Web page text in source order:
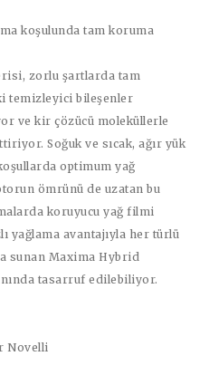
koşulunda tam koruma
zorlu şartlarda tam
temizleyici bileşenler
ve kir çözücü moleküllerle
Soğuk ve sıcak, ağır yük
optimum yağ
ömrünü de uzatan bu
koruyucu yağ filmi
yağlama avantajıyla her türlü
sunan Maxima Hybrid
tasarruf edilebiliyor.
Novelli